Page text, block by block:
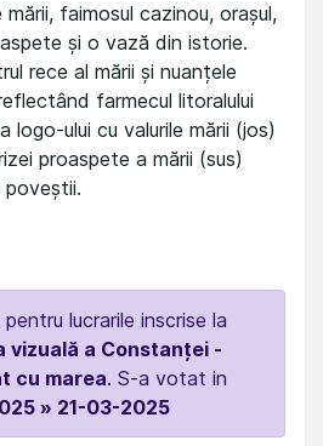
mării, faimosul cazinou, orașul,
și o vază din istorie.
rece al mării și nuanțele
farmecul litoralului
logo-ului cu valurile mării (jos)
proaspete a mării (sus)
poveștii.
lucrarile inscrise la
vizuală a Constanței -
cu marea. S-a votat in
» 21-03-2025